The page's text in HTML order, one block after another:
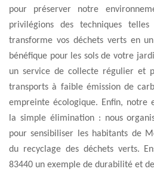
pour préserver notre
privilégions des techniques
transforme vos déchets verts en
bénéfique pour les sols de votre
un service de collecte régulier et
transports à faible émission de
empreinte écologique. Enfin, notre
la simple élimination : nous
pour sensibiliser les habitants de
du recyclage des déchets verts.
83440 un exemple de durabilité et